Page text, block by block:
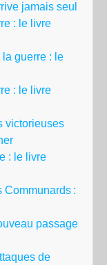
jamais seul
: le livre
la guerre : le
: le livre
victorieuses
: le livre
Communards :
passage
de